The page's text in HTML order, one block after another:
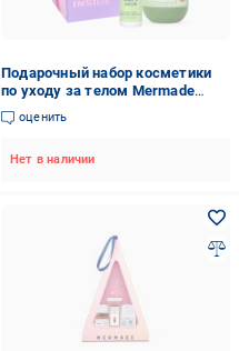
Подарочный набор косметики
по уходу за телом Mermade
What a Melon Party
оценить
Нет в наличии